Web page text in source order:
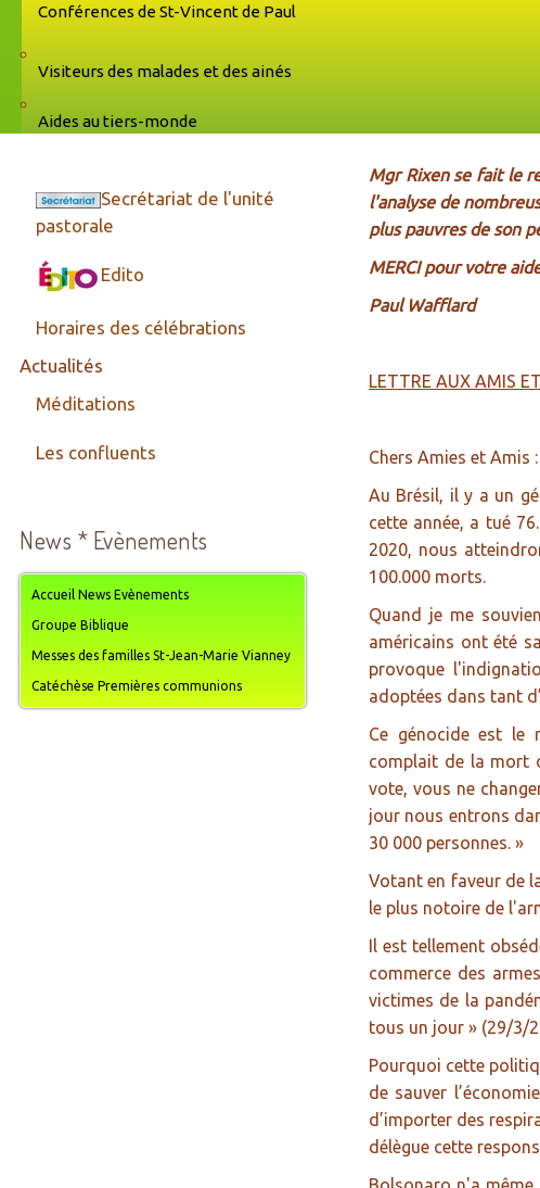
Conférences de St-Vincent de Paul
Visiteurs des malades et des ainés
Aides au tiers-monde
Secrétariat de l'unité
pastorale
Edito
Horaires des célébrations
Actualités
Méditations
Les confluents
News * Evènements
Accueil News Evènements
Groupe Biblique
Messes des familles St-Jean-Marie Vianney
Catéchèse Premières communions
Mgr Rixen se fait le
l'analyse de
plus pauvres de son
MERCI pour votre
Paul Wafflard
LETTRE AUX AMIS
Chers Amies et Amis :
Au Brésil, il y a un
cette année, a tué
2020, nous
100.000 morts.
Quand je me
américains ont été
provoque
adoptées dans tant
Ce génocide est le
complait de la mort
vote, vous ne
jour nous entrons
30 000 personnes. »
Votant en faveur de
le plus notoire de
Il est tellement
commerce des
victimes de la
tous un jour » (29/3/
Pourquoi cette
de sauver
d’importer des
délègue cette